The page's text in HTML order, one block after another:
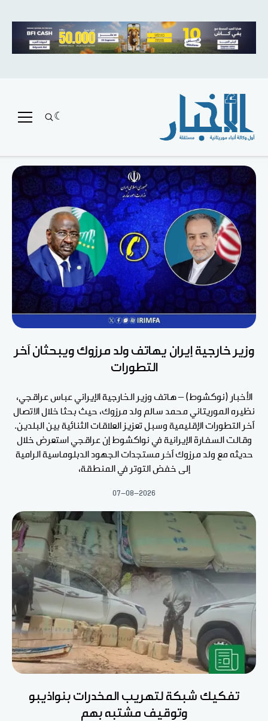
متميز
وزير خارجية إيران يهاتف ولد مرزوك ويبحثان آخر
التطورات
الأخبار (نوكشوط) – هاتف وزير الخارجية الإيراني عباس عراقجي،
نظيره الموريتاني محمد سالم ولد مرزوك، حيث بحثا خلال الاتصال
آخر التطورات الإقليمية وسبل تعزيز العلاقات الثنائية بين البلدين.
وقالت السفارة الإيرانية في نواكشوط إن عراقجي استعرض خلال
حديثه مع ولد مرزوك آخر مستجدات الجهود الدبلوماسية الرامية
إلى خفض التوتر في المنطقة،
07-08-2026
تفكيك شبكة لتهريب المخدرات بنواذيبو
وتوقيف مشتبه بهم